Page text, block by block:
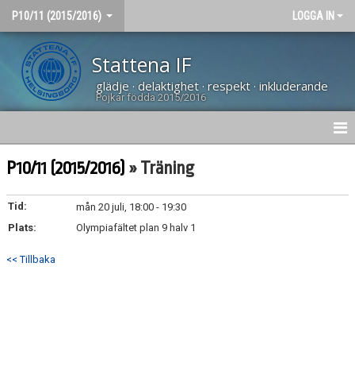
P10/11 (2015/2016) LOGGA IN
Stattena IF
glädje · delaktighet · respekt · inkluderande
Pojkar födda 2015/2016
HEM
NYHETER
MATCHER
KALENDER
P10/11 (2015/2016) » Träning
Tid:
mån 20 juli, 18:00 - 19:30
Plats:
Olympiafältet plan 9 halv 1
<< Tillbaka